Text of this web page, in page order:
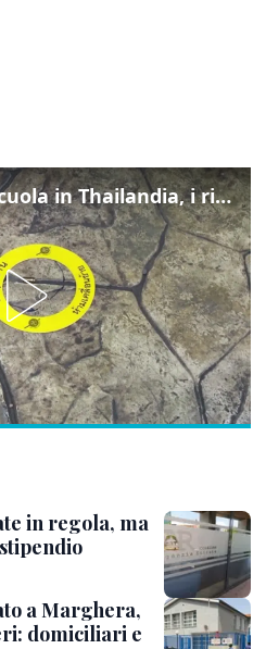
Sparatoria in una scuola in Thailandia, i rilievi della polizia
in regola, ma
a Marghera,
domiciliari e